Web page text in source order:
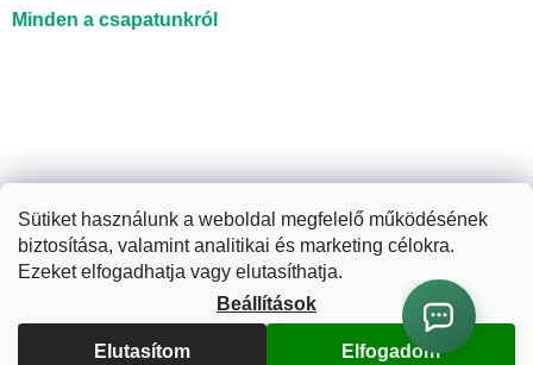
Sütiket használunk a weboldal megfelelő működésének
biztosítása, valamint analitikai és marketing célokra.
Ezeket elfogadhatja vagy elutasíthatja.
Beállítások
Elutasítom Elfogadom
Minden a csapatunkról
Shoptet készítette
Copyright 2026Herbatica.hu. Minden jog fenntartva.Süti
beállítások szerkesztése